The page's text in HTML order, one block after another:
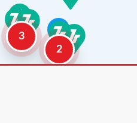
2
3